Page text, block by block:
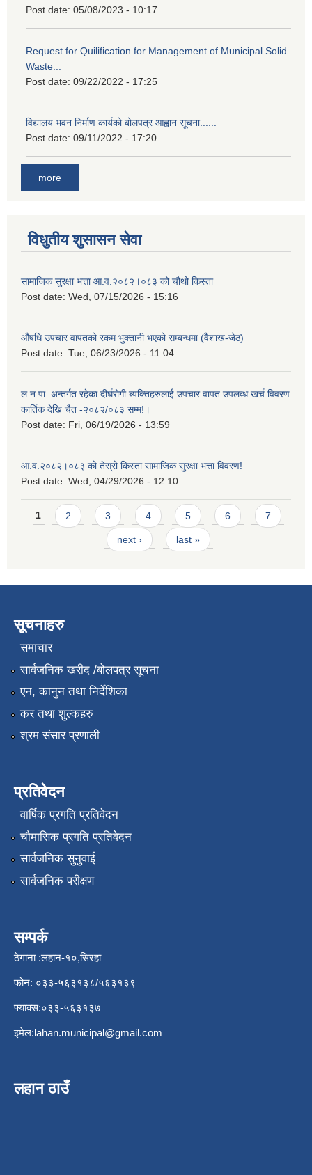
Post date: 05/08/2023 - 10:17
Request for Quilification for Management of Municipal Solid
Waste...
Post date: 09/22/2022 - 17:25
विद्यालय भवन निर्माण कार्यको बोलपत्र आह्वान सूचना......
Post date: 09/11/2022 - 17:20
more
विधुतीय शुसासन सेवा
सामाजिक सुरक्षा भत्ता आ.व.२०८२।०८३ को चौथो किस्ता
Post date: Wed, 07/15/2026 - 15:16
औषधि उपचार वापतको रकम भुक्तानी भएको सम्बन्धमा (वैशाख-जेठ)
Post date: Tue, 06/23/2026 - 11:04
ल.न.पा. अन्तर्गत रहेका दीर्घरोगी ब्यक्तिहरुलाई उपचार वापत उपलव्ध खर्च विवरण
कार्तिक देखि चैत -२०८२/०८३ सम्म!।
Post date: Fri, 06/19/2026 - 13:59
आ.व.२०८२।०८३ को तेस्रो किस्ता सामाजिक सुरक्षा भत्ता विवरण!
Post date: Wed, 04/29/2026 - 12:10
Pages
1 2 3 4 5 6 7
next › last »
सूचनाहरु
समाचार
सार्वजनिक खरीद /बोलपत्र सूचना
एन, कानुन तथा निर्देशिका
कर तथा शुल्कहरु
श्रम संसार प्रणाली
प्रतिवेदन
वार्षिक प्रगति प्रतिवेदन
चौमासिक प्रगति प्रतिवेदन
सार्वजनिक सुनुवाई
सार्वजनिक परीक्षण
सम्पर्क
ठेगाना :लहान-१०,सिरहा
फोन: ०३३-५६३१३८/५६३१३९
फ्याक्स:०३३-५६३१३७
इमेल:lahan.municipal@gmail.com
लहान ठाउँ